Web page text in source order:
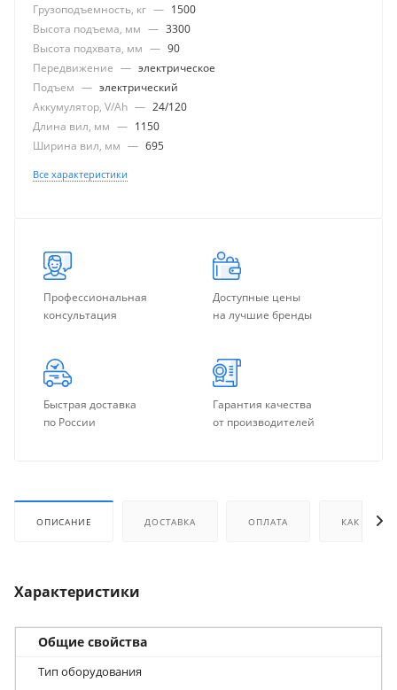
Грузоподъемность, кг — 1500
Высота подъема, мм — 3300
Высота подхвата, мм — 90
Передвижение — электрическое
Подъем — электрический
Аккумулятор, V/Ah — 24/120
Длина вил, мм — 1150
Ширина вил, мм — 695
Все характеристики
Профессиональная
консультация
Доступные цены
на лучшие бренды
Быстрая доставка
по России
Гарантия качества
от производителей
ОПИСАНИЕ ДОСТАВКА ОПЛАТА КАК
Характеристики
Общие свойства
Тип оборудования